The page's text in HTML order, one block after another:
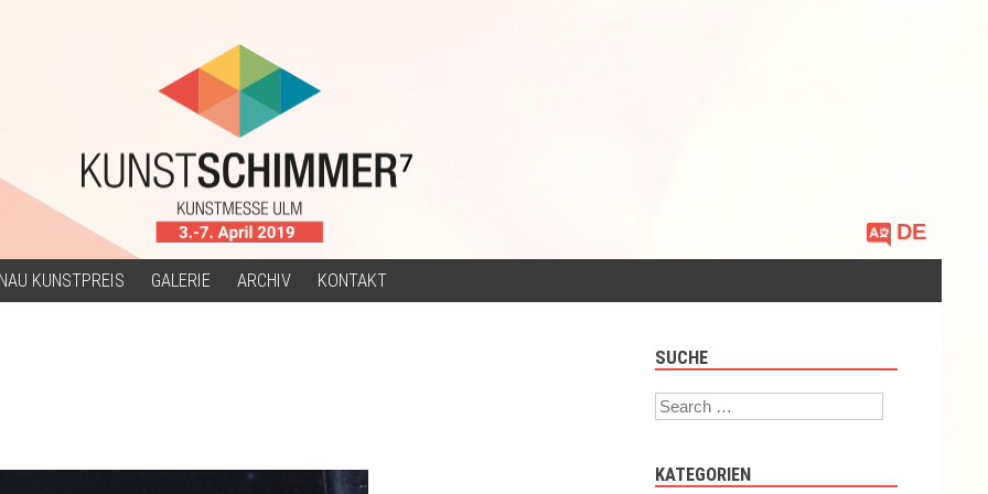
Sprache
auswählen
KUNSTPREIS GALERIE ARCHIV KONTAKT
SUCHE
Search
KATEGORIEN